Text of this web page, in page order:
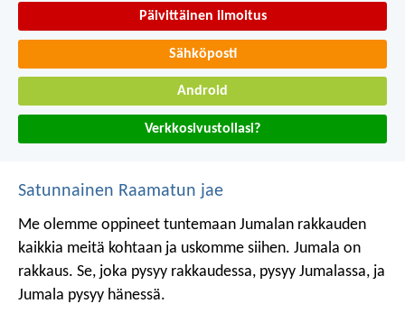
Päivittäinen ilmoitus
Sähköposti
Android
Verkkosivustollasi?
Satunnainen Raamatun jae
Me olemme oppineet tuntemaan Jumalan rakkauden
kaikkia meitä kohtaan ja uskomme siihen. Jumala on
rakkaus. Se, joka pysyy rakkaudessa, pysyy Jumalassa, ja
Jumala pysyy hänessä.